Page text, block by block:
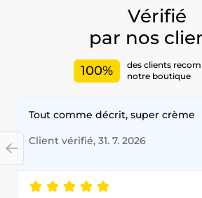
Vérifié
par nos
100%
des clients
notre boutique
Tout comme décrit, super crème
Client vérifié, 31. 7. 2026